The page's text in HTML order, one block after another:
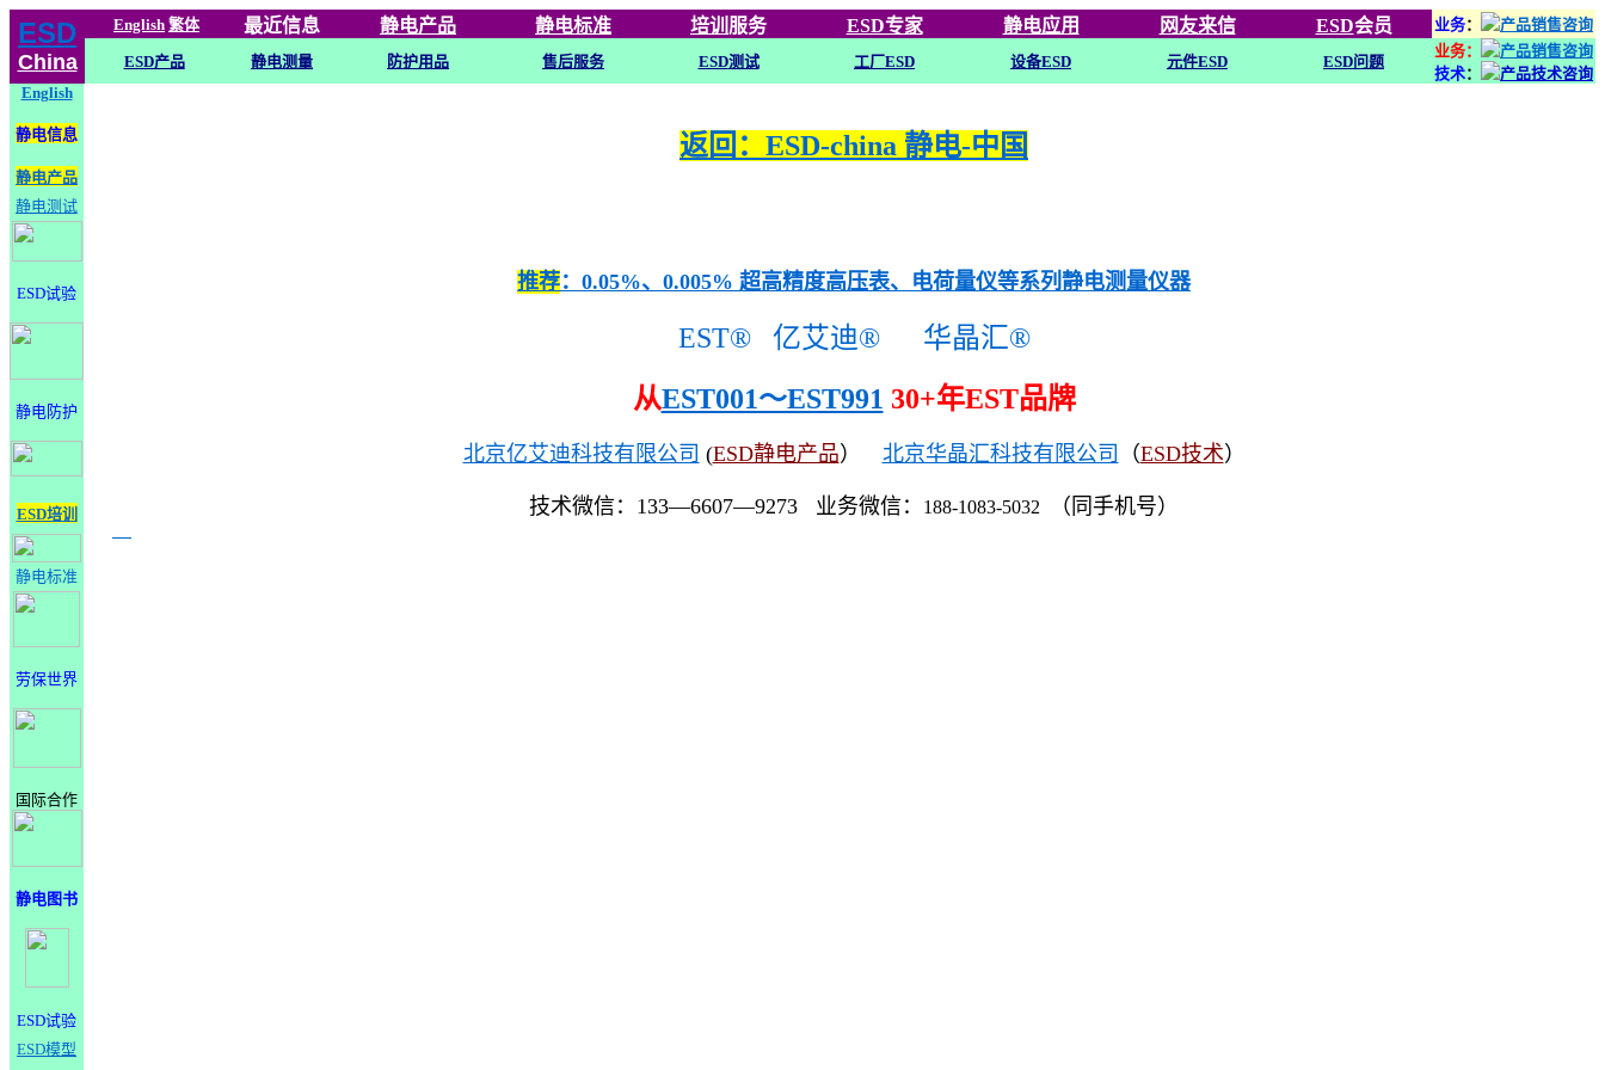
ESD
China
English 繁体 最近信息 静电产品 静电标准 培训 服务 ESD专家 静电应用 网友来信 ESD会员 业务：
ESD产品 静电测量 防护用品 售后服务 ESD测试 工厂ESD 设备ESD 元件ESD ESD问题
业务：
技术：
English
静电信息
静电产品
静电测试
ESD试验
静电防护
ESD培训
静电标准
劳保世界
国际合作
静电图书
ESD试验
ESD模型
返回：ESD-china 静电-中国
推荐：0.05%、0.005% 超高精度高压表、电荷量仪等系列静电测量仪器
EST® 亿艾迪®
华晶汇®
从EST001～EST991 30+年EST品牌
北京亿艾迪科技有限公司 (ESD静电产品） 北京华晶汇科技有限公司 （ESD技术）
技术微信：133—6607—9273 业务微信： 188-1083-5032 （同手机号）